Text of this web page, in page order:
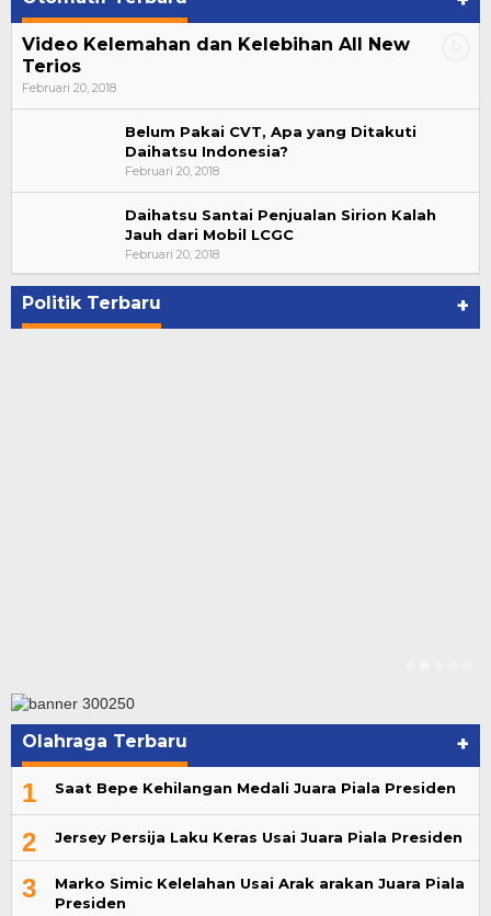
Video Kelemahan dan Kelebihan All New
Terios
Februari 20, 2018
Belum Pakai CVT, Apa yang Ditakuti
Daihatsu Indonesia?
Februari 20, 2018
Daihatsu Santai Penjualan Sirion Kalah
Jauh dari Mobil LCGC
Februari 20, 2018
Politik Terbaru +
Bupati Ahmad Hijazi, Hadiri Paripurna Hasil
Penetapan Paslon Bupati dan Wabup Te…
Di NASIONAL, POLITIK, REJANG LEBONG
Olahraga Terbaru +
1 Saat Bepe Kehilangan Medali Juara Piala Presiden
2 Jersey Persija Laku Keras Usai Juara Piala Presiden
3
Marko Simic Kelelahan Usai Arak arakan Juara Piala
Presiden